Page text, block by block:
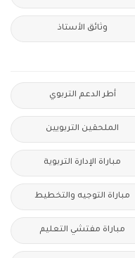
وثائق الأستاذ
أطر الدعم التربوي
الملحقين التربويين
مباراة الإدارة التربوية
مباراة التوجيه والتخطيط
مباراة مفتشي التعليم